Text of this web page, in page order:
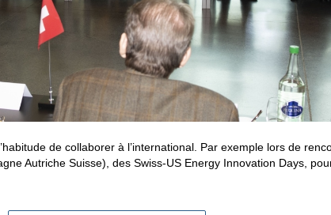
de collaborer à l’international. Par exemple lors de
Autriche Suisse), des Swiss-US Energy Innovation Days,